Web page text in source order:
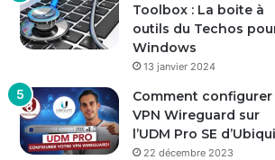
Toolbox : La boite à
outils du Techos
Windows
13 janvier 2024
Comment configurer
VPN Wireguard sur
l’UDM Pro SE
22 décembre 2023